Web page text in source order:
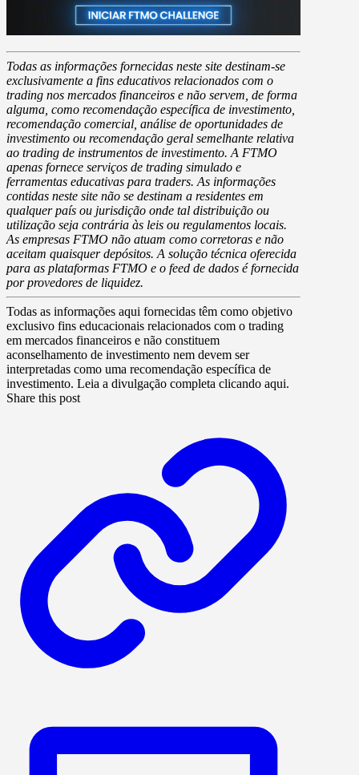
Todas as informações fornecidas neste site destinam-se
exclusivamente a fins educativos relacionados com o
trading nos mercados financeiros e não servem, de forma
alguma, como recomendação específica de investimento,
recomendação comercial, análise de oportunidades de
investimento ou recomendação geral semelhante relativa
ao trading de instrumentos de investimento. A FTMO
apenas fornece serviços de trading simulado e
ferramentas educativas para traders. As informações
contidas neste site não se destinam a residentes em
qualquer país ou jurisdição onde tal distribuição ou
utilização seja contrária às leis ou regulamentos locais.
As empresas FTMO não atuam como corretoras e não
aceitam quaisquer depósitos. A solução técnica oferecida
para as plataformas FTMO e o feed de dados é fornecida
por provedores de liquidez.
Todas as informações aqui fornecidas têm como objetivo
exclusivo fins educacionais relacionados com o trading
em mercados financeiros e não constituem
aconselhamento de investimento nem devem ser
interpretadas como uma recomendação específica de
investimento. Leia a divulgação completa clicando aqui.
Share this post